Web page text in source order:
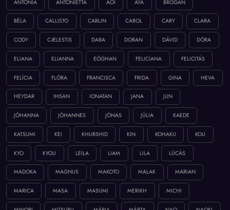
ANTONIA ANTONIETTA AOI AYA BROGAN
BÉLA CALLISTO CARLIN CAROL CARY CLARA
CODY CÆLESTIS DARA DORAN DÁVID DÓRA
ELIANA ELIANNA EÓGHAN FELICIANA FELICITÁS
FELÍCIA FLÓRA FRANCISCA FRIDA GINA HEVA
HEYDAR IHSAN IONATAN JANA JUN
JÓHANNA JÓHANNES JÓNAS JÚLIA KAEDE
KATSUMI KEI KHURSHID KIN KOHAKU KOU
KYO KYOU LEILA LIAM LILA LÚCÁS
MADOKA MAGNUS MAKOTO MALAK MARIAN
MARICA MASA MASUMI MERIKH MICHI